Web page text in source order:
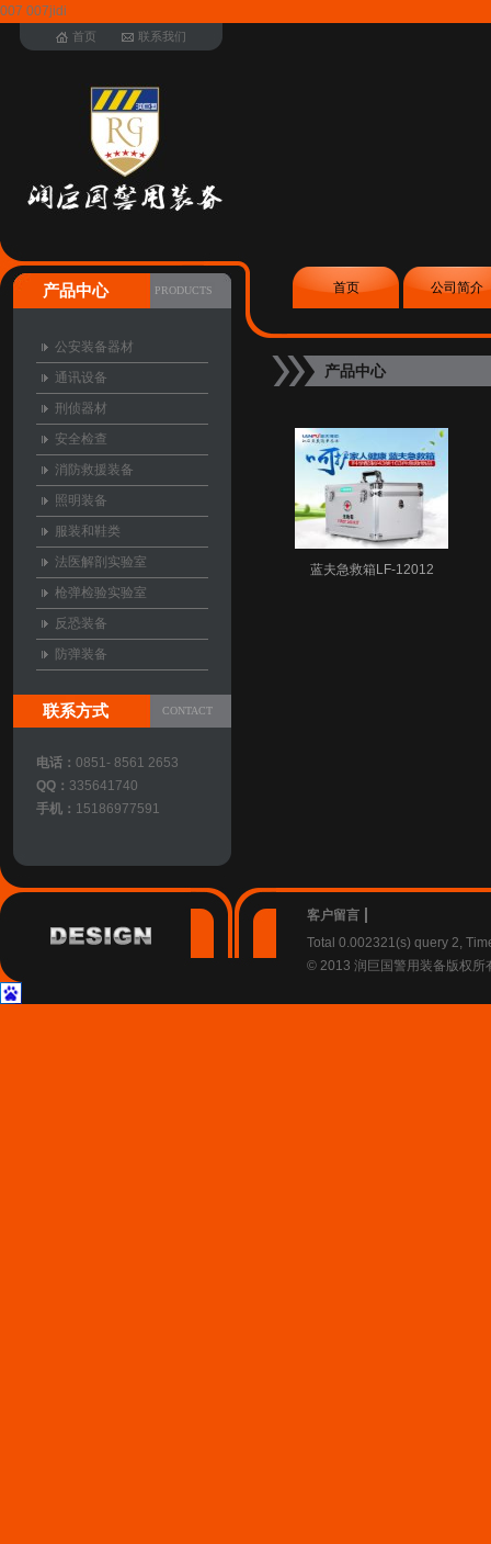
007 007jidi
首页 联系我们
首页 公司简介
产品中心
蓝夫急救箱LF-12012
PRODUCTS
产品中心
公安装备器材
通讯设备
刑侦器材
安全检查
消防救援装备
照明装备
服装和鞋类
法医解剖实验室
枪弹检验实验室
反恐装备
防弹装备
CONTACT
联系方式
电话： 0851- 8561 2653
QQ： 335641740
手机： 15186977591
客户留言
Total 0.002321(s) query 2,
© 2013 润巨国警用装备版权所